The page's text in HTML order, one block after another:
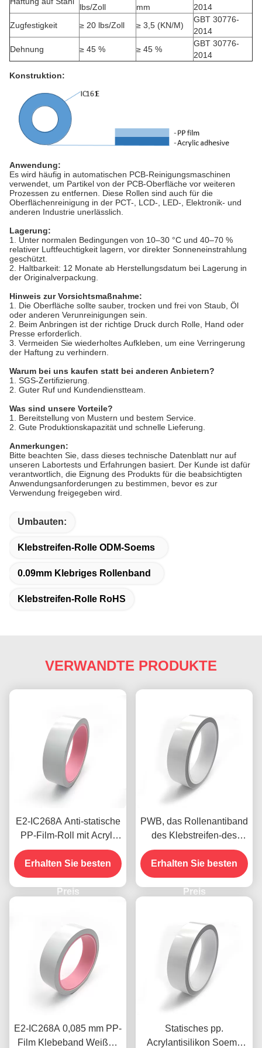
lbs/Zoll mm
2014
Zugfestigkeit
≥ 20 lbs/Zoll ≥ 3,5 (KN/M)
GBT 30776-
2014
Dehnung
≥ 45 % ≥ 45 %
GBT 30776-
2014
Konstruktion:
Anwendung:
Es wird häufig in automatischen PCB-Reinigungsmaschinen
verwendet, um Partikel von der PCB-Oberfläche vor weiteren
Prozessen zu entfernen. Diese Rollen sind auch für die
Oberflächenreinigung in der PCT-, LCD-, LED-, Elektronik- und
anderen Industrie unerlässlich.
Lagerung:
1. Unter normalen Bedingungen von 10–30 °C und 40–70 %
relativer Luftfeuchtigkeit lagern, vor direkter Sonneneinstrahlung
geschützt.
2. Haltbarkeit: 12 Monate ab Herstellungsdatum bei Lagerung in
der Originalverpackung.
Hinweis zur Vorsichtsmaßnahme:
1. Die Oberfläche sollte sauber, trocken und frei von Staub, Öl
oder anderen Verunreinigungen sein.
2. Beim Anbringen ist der richtige Druck durch Rolle, Hand oder
Presse erforderlich.
3. Vermeiden Sie wiederholtes Aufkleben, um eine Verringerung
der Haftung zu verhindern.
Warum bei uns kaufen statt bei anderen Anbietern?
1. SGS-Zertifizierung.
2. Guter Ruf und Kundendienstteam.
Was sind unsere Vorteile?
1. Bereitstellung von Mustern und bestem Service.
2. Gute Produktionskapazität und schnelle Lieferung.
Anmerkungen:
Bitte beachten Sie, dass dieses technische Datenblatt nur auf
unseren Labortests und Erfahrungen basiert. Der Kunde ist dafür
verantwortlich, die Eignung des Produkts für die beabsichtigten
Anwendungsanforderungen zu bestimmen, bevor es zur
Verwendung freigegeben wird.
Umbauten:
Klebstreifen-Rolle ODM-Soems
0.09mm Klebriges Rollenband
Klebstreifen-Rolle RoHS
VERWANDTE PRODUKTE
E2-IC268A Anti-statische
PP-Film-Roll mit Acryl-
Klebband
Erhalten Sie besten
Preis
PWB, das Rollenantiband
des Klebstreifen-des
Rollenstatisches pp.
klebriges Film-0.09mm
säubert
Erhalten Sie besten
Preis
E2-IC268A 0,085 mm PP-
Film Klebeband Weißes
Statisches pp.
Acrylantisilikon Soems